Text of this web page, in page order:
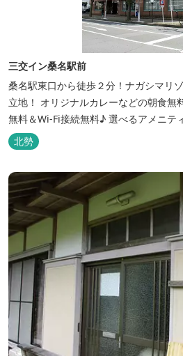
三交イン桑名駅前
桑名駅東口から徒歩２分！ナガシマリ
立地！ オリジナルカレーなどの朝食無
無料＆Wi-Fi接続無料♪ 選べるアメニテ
適な滞在をサポート！
北勢